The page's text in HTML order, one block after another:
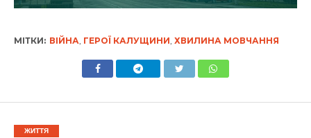
МІТКИ: ВІЙНА ГЕРОЇ КАЛУЩИНИ ХВИЛИНА МОВЧАННЯ
ЖИТТЯ